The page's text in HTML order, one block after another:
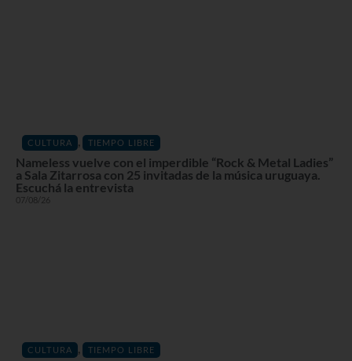
CULTURA , TIEMPO LIBRE
Nameless vuelve con el imperdible “Rock & Metal Ladies”
a Sala Zitarrosa con 25 invitadas de la música uruguaya.
Escuchá la entrevista
07/08/26
CULTURA , TIEMPO LIBRE